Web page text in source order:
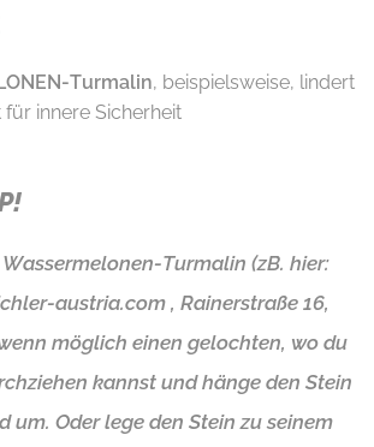
Turmalin, beispielsweise, lindert
innere Sicherheit
Turmalin (zB. hier:
austria.com , Rainerstraße 16,
möglich einen gelochten, wo du
kannst und hänge den Stein
um. Oder lege den Stein zu seinem